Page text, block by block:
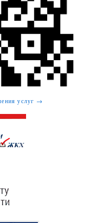
услуг →